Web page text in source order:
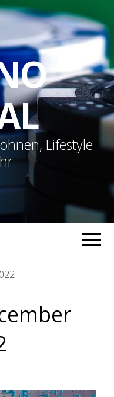
Lifestyle